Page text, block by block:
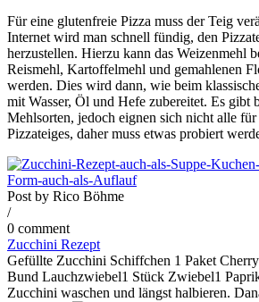
Für eine glutenfreie Pizza muss der Teig
Internet wird man schnell fündig, den
herzustellen. Hierzu kann das Weizenmehl
Reismehl, Kartoffelmehl und gemahlenen
werden. Dies wird dann, wie beim
mit Wasser, Öl und Hefe zubereitet. Es gibt
Mehlsorten, jedoch eignen sich nicht alle
Pizzateiges, daher muss etwas probiert
Post by Rico Böhme
/
0 comment
Zucchini Rezept
Gefüllte Zucchini Schiffchen 1 Paket
Bund Lauchzwiebel1 Stück Zwiebel1
Zucchini waschen und längst halbieren.